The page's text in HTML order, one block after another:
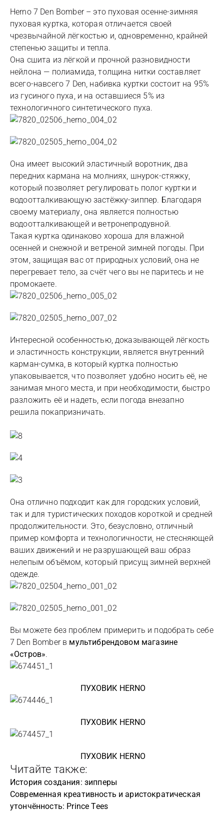
Herno 7 Den Bomber – это пуховая осенне-зимняя
пуховая куртка, которая отличается своей
чрезвычайной лёгкостью и, одновременно, крайней
степенью защиты и тепла.
Она сшита из лёгкой и прочной разновидности
нейлона — полиамида, толщина нитки составляет
всего-навсего 7 Den, набивка куртки состоит на 95%
из гусиного пуха, и на оставшиеся 5% из
технологичного синтетического пуха.
Она имеет высокий эластичный воротник, два
передних кармана на молниях, шнурок-стяжку,
который позволяет регулировать полог куртки и
водоотталкивающую застёжку-зиппер. Благодаря
своему материалу, она является полностью
водоотталкивающей и ветронепродувной.
Такая куртка одинаково хороша для влажной
осенней и снежной и ветреной зимней погоды. При
этом, защищая вас от природных условий, она не
перегревает тело, за счёт чего вы не паритесь и не
промокаете.
Интересной особенностью, доказывающей лёгкость
и эластичность конструкции, является внутренний
карман-сумка, в который куртка полностью
упаковывается, что позволяет удобно носить её, не
занимая много места, и при необходимости, быстро
разложить её и надеть, если погода внезапно
решила покапризничать.
Она отлично подходит как для городских условий,
так и для туристических походов короткой и средней
продолжительности. Это, безусловно, отличный
пример комфорта и технологичности, не стесняющей
ваших движений и не разрушающей ваш образ
нелепым объёмом, который присущ зимней верхней
одежде.
Вы можете без проблем примерить и подобрать себе
7 Den Bomber в мультибрендовом магазине
«Остров».
ПУХОВИК HERNO
ПУХОВИК HERNO
ПУХОВИК HERNO
Читайте также:
История создания: зипперы
Современная креативность и аристократическая
утончённость: Prince Tees